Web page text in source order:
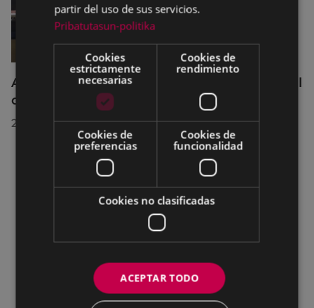
Acuerdos adoptados por el Pleno Municipal
celebrado el 27 de julio de 2026
28/07/2026
partir del uso de sus servicios.
Pribatutasun-politika
Cookies
estrictamente
necesarias
Cookies de
rendimiento
Cookies de
preferencias
Cookies de
funcionalidad
Cookies no clasificadas
ACEPTAR TODO